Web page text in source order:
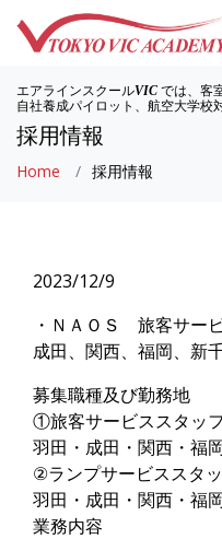
エアラインスクールVIC では、客
自社養成パイロット、航空大学校
採用情報
Home 採用情報
2023/12/9
・ＮＡＯＳ 旅客サー
成田、関西、福岡、新千
募集職種及び勤務地
①旅客サービススタッフ
羽田・成田・関西・福
②ランプサービススタ
羽田・成田・関西・福
業務内容